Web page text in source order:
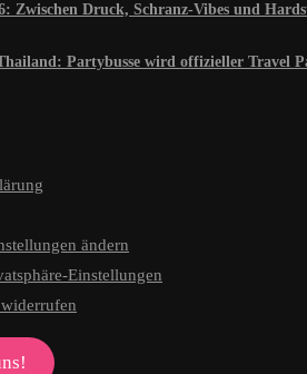
Zwischen Druck, Schranz-Vibes und
Partybusse wird offizieller Travel
ändern
Einstellungen